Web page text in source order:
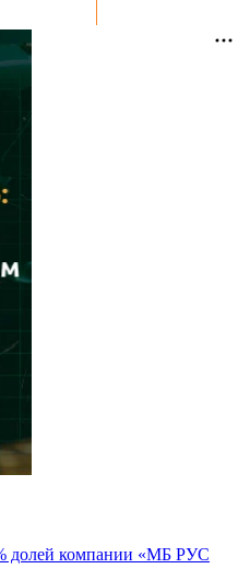
долей компании «МБ РУС